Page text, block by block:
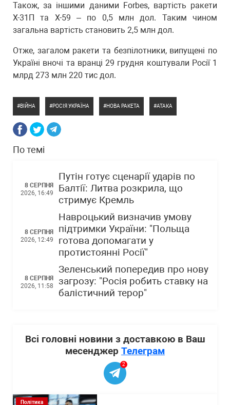
Також, за іншими даними Forbes, вартість ракети
Х-31П та Х-59 – по 0,5 млн дол. Таким чином
загальна вартість становить 2,5 млн дол.
Отже, загалом ракети та безпілотники, випущені по
Україні вночі та вранці 29 грудня коштували Росії 1
млрд 273 млн 220 тис дол.
ВІЙНА РОСІЯ УКРАЇНА НОВА РАКЕТА АТАКА
По темі
8 СЕРПНЯ
2026, 16:49
Путін готує сценарії ударів по
Балтії: Литва розкрила, що
стримує Кремль
8 СЕРПНЯ
2026, 12:49
Навроцький визначив умову
підтримки України: "Польща
готова допомагати у
протистоянні Росії"
8 СЕРПНЯ
2026, 11:58
Зеленський попередив про нову
загрозу: "Росія робить ставку на
балістичний терор"
Всі головні новини з доставкою в Ваш
месенджер Телеграм
2
Політика